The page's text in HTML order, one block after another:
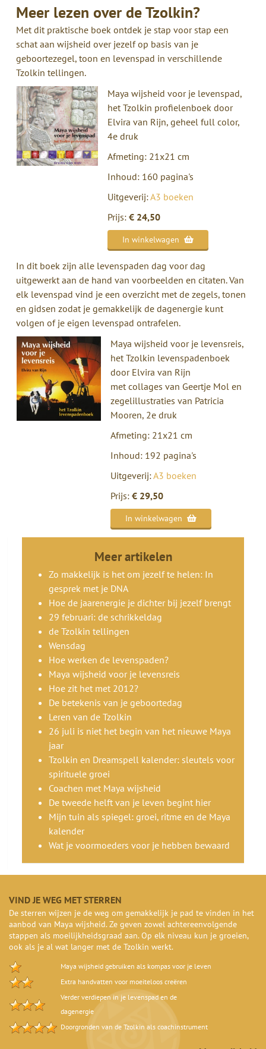
Meer lezen over de Tzolkin?
Met dit praktische boek ontdek je stap voor stap een
schat aan wijsheid over jezelf op basis van je
geboortezegel, toon en levenspad in verschillende
Tzolkin tellingen.
Maya wijsheid voor je levenspad,
het Tzolkin profielenboek door
Elvira van Rijn, geheel full color,
4e druk
Afmeting: 21x21 cm
Inhoud: 160 pagina's
Uitgeverij:A3 boeken
Prijs: € 24,50
In winkelwagen
In dit boek zijn alle levenspaden dag voor dag
uitgewerkt aan de hand van voorbeelden en citaten. Van
elk levenspad vind je een overzicht met de zegels, tonen
en gidsen zodat je gemakkelijk de dagenergie kunt
volgen of je eigen levenspad ontrafelen.
Maya wijsheid voor je levensreis,
het Tzolkin levenspadenboek
door Elvira van Rijn
met collages van Geertje Mol en
zegelillustraties van Patricia
Mooren, 2e druk
Afmeting: 21x21 cm
Inhoud: 192 pagina's
Uitgeverij:A3 boeken
Prijs: € 29,50
In winkelwagen
Meer artikelen
Zo makkelijk is het om jezelf te helen: In
gesprek met je DNA
Hoe de jaarenergie je dichter bij jezelf brengt
29 februari: de schrikkeldag
de Tzolkin tellingen
Wensdag
Hoe werken de levenspaden?
Maya wijsheid voor je levensreis
Hoe zit het met 2012?
De betekenis van je geboortedag
Leren van de Tzolkin
26 juli is niet het begin van het nieuwe Maya
jaar
Tzolkin en Dreamspell kalender: sleutels voor
spirituele groei
Coachen met Maya wijsheid
De tweede helft van je leven begint hier
Mijn tuin als spiegel: groei, ritme en de Maya
kalender
Wat je voormoeders voor je hebben bewaard
VIND JE WEG MET STERREN
De sterren wijzen je de weg om gemakkelijk je pad te vinden in het
aanbod van Maya wijsheid. Ze geven zowel achtereenvolgende
stappen als moeilijkheidsgraad aan. Op elk niveau kun je groeien,
ook als je al wat langer met de Tzolkin werkt.
Maya wijsheid gebruiken als kompas voor je leven
Extra handvatten voor moeiteloos creëren
Verder verdiepen in je levenspad en de
dagenergie
Doorgronden van de Tzolkin als coachinstrument